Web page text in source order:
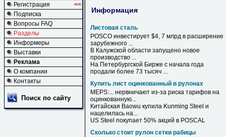
Регистрация
<<
Подписка
Вопросы FAQ
Разделы
Информеры
Выставки
Реклама
О компании
Контакты
Поиск по сайту
Информация
Листовая сталь
POSCO инвестирует $4, 7 млрд в расширение
зарубежного ...
В Калужской области запущено новое
производство ...
На Петербургской Бирже с начала года
продали более 73 тысяч ...
Купить лист оцинкованный в рулонах
MEPS:... нервничают из-за риска тарифов на
оцинкованную...
Китайская Baowu купила Kunming Steel и
нацелилась на...
US Steel покупает 50% акций в POSCAL
Сколько стоит рулон сетки рабицы